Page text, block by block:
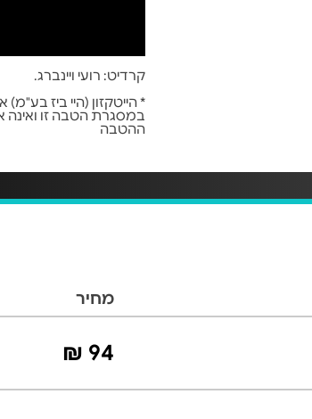
קרדיט: רועי ויינברג.
* הייטקזון (היי ביז
במסגרת הטבה זו ואינה
ההטבה
מחיר
94 ₪